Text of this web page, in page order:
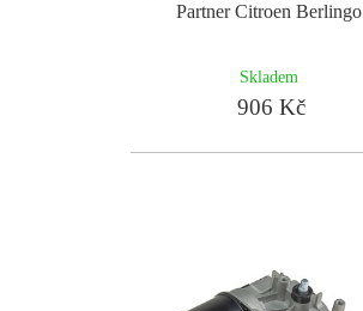
Partner Citroen Berlingo
Skladem
906 Kč